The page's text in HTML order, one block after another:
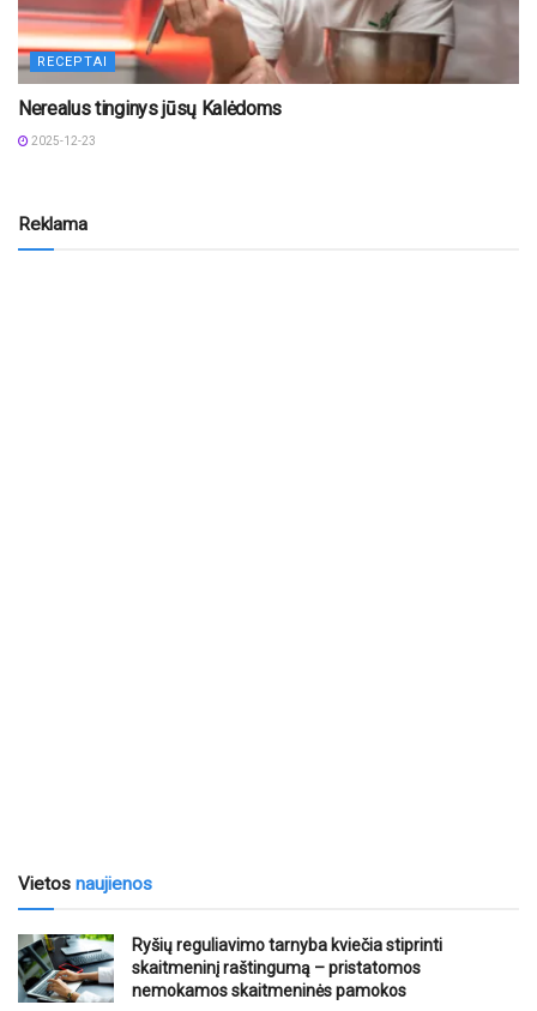
RECEPTAI
Nerealus tinginys jūsų Kalėdoms
2025-12-23
Reklama
Vietos naujienos
Ryšių reguliavimo tarnyba kviečia stiprinti
skaitmeninį raštingumą – pristatomos
nemokamos skaitmeninės pamokos